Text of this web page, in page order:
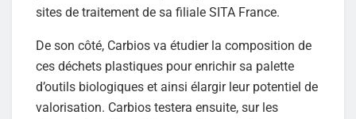
sites de traitement de sa filiale SITA France.
De son côté, Carbios va étudier la composition de
ces déchets plastiques pour enrichir sa palette
d’outils biologiques et ainsi élargir leur potentiel de
valorisation. Carbios testera ensuite, sur les